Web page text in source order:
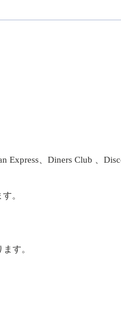
Express、Diners Club 、
。
す。